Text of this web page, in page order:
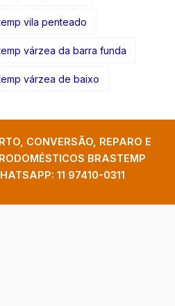
vila penteado
várzea da barra funda
várzea de baixo
CONVERSÃO, REPARO E
BRASTEMP
11 97410-0311